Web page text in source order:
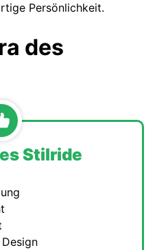
Persönlichkeit.
des
Stilride